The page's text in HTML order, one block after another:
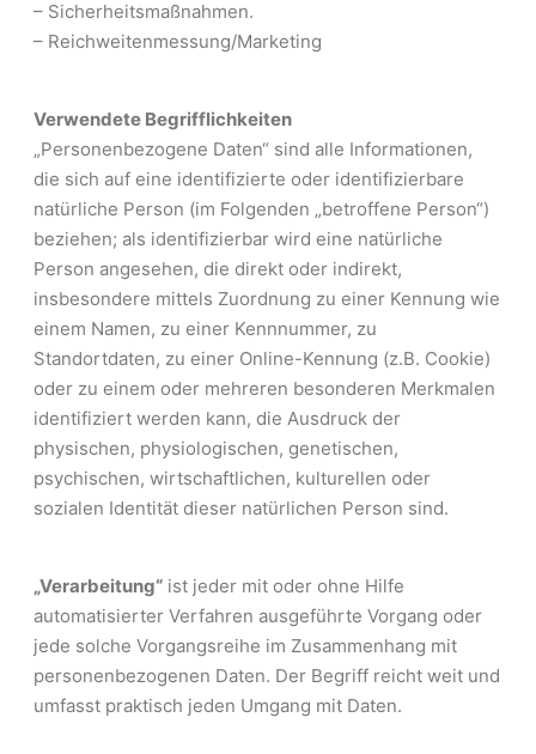
– Sicherheitsmaßnahmen.
– Reichweitenmessung/Marketing
Verwendete Begrifflichkeiten
„Personenbezogene Daten“ sind alle Informationen,
die sich auf eine identifizierte oder identifizierbare
natürliche Person (im Folgenden „betroffene Person“)
beziehen; als identifizierbar wird eine natürliche
Person angesehen, die direkt oder indirekt,
insbesondere mittels Zuordnung zu einer Kennung wie
einem Namen, zu einer Kennnummer, zu
Standortdaten, zu einer Online-Kennung (z.B. Cookie)
oder zu einem oder mehreren besonderen Merkmalen
identifiziert werden kann, die Ausdruck der
physischen, physiologischen, genetischen,
psychischen, wirtschaftlichen, kulturellen oder
sozialen Identität dieser natürlichen Person sind.
„Verarbeitung“ ist jeder mit oder ohne Hilfe
automatisierter Verfahren ausgeführte Vorgang oder
jede solche Vorgangsreihe im Zusammenhang mit
personenbezogenen Daten. Der Begriff reicht weit und
umfasst praktisch jeden Umgang mit Daten.